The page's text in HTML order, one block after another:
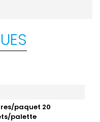
paquet 20
palette